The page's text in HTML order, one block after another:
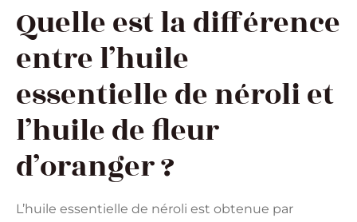
Quelle est la différence
entre l’huile
essentielle de néroli et
l’huile de fleur
d’oranger ?
L’huile essentielle de néroli est obtenue par